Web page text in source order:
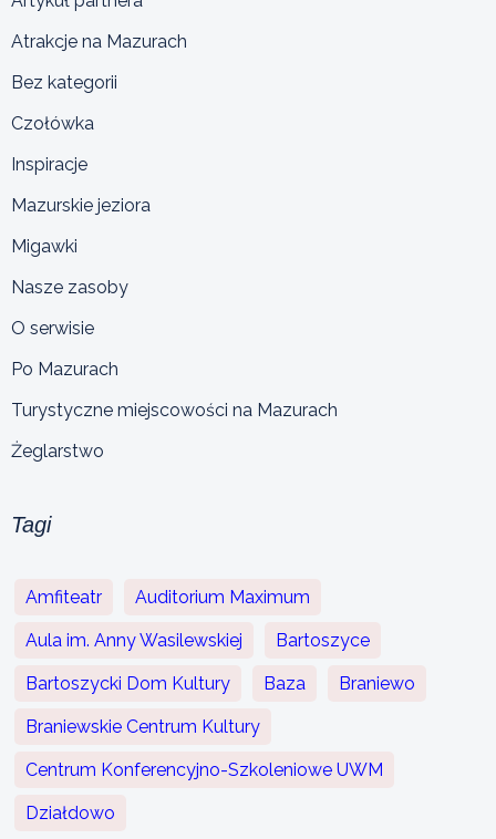
Atrakcje na Mazurach
Bez kategorii
Czołówka
Inspiracje
Mazurskie jeziora
Migawki
Nasze zasoby
O serwisie
Po Mazurach
Turystyczne miejscowości na Mazurach
Żeglarstwo
Tagi
Amfiteatr Auditorium Maximum
Aula im. Anny Wasilewskiej Bartoszyce
Bartoszycki Dom Kultury Baza Braniewo
Braniewskie Centrum Kultury
Centrum Konferencyjno-Szkoleniowe UWM
Działdowo